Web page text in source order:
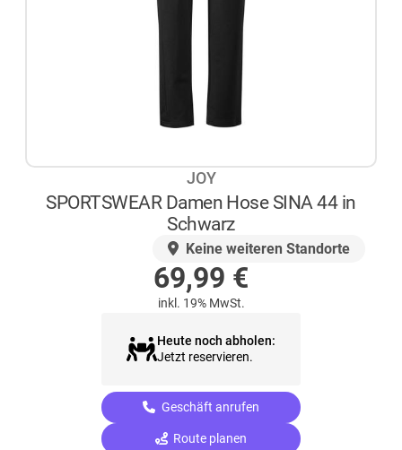
JOY
SPORTSWEAR Damen Hose SINA 44 in
Schwarz
Keine weiteren Standorte
69,99 €
inkl. 19% MwSt.
Heute noch abholen:
Jetzt reservieren.
Geschäft anrufen
Route planen